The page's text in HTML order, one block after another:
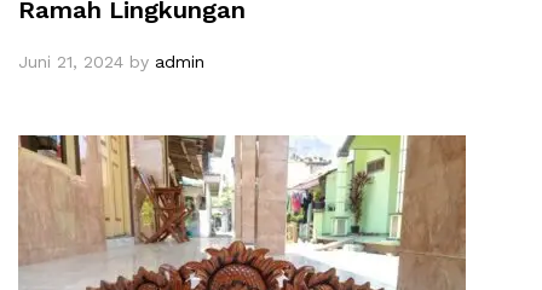
Ramah Lingkungan
Juni 21, 2024 by admin